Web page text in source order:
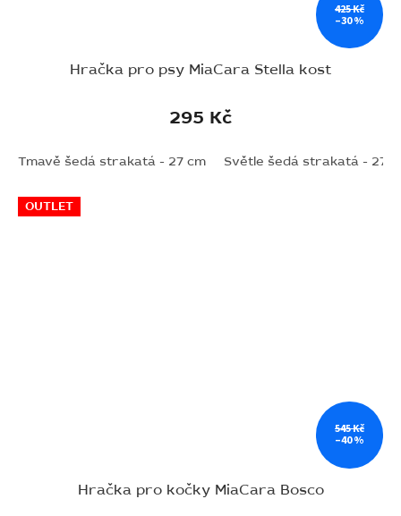
425 Kč
–30 %
Hračka pro psy MiaCara Stella kost
295 Kč
Tmavě šedá strakatá - 27 cm Světle šedá strakatá - 27
OUTLET
545 Kč
–40 %
Hračka pro kočky MiaCara Bosco